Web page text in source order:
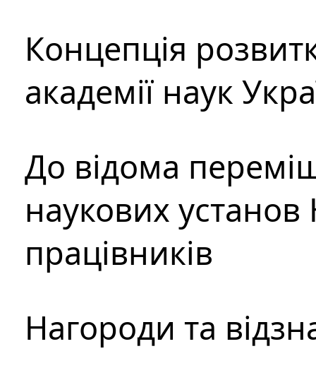
Концепція
академії наук
До відома
наукових установ
працівників
Нагороди та